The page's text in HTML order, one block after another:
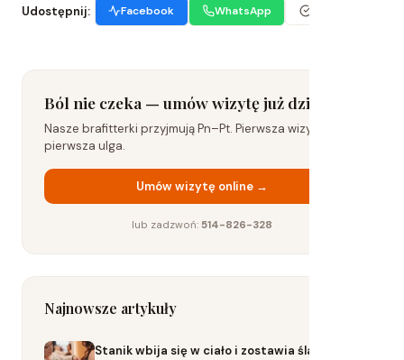
Udostępnij: Facebook WhatsApp
Ból nie czeka — umów wizytę już dziś
Nasze brafitterki przyjmują Pn–Pt. Pierwsza wizyta to już
pierwsza ulga.
Umów wizytę online →
lub zadzwoń: 514-826-328
Najnowsze artykuły
Stanik wbija się w ciało i zostawia ślady? Co